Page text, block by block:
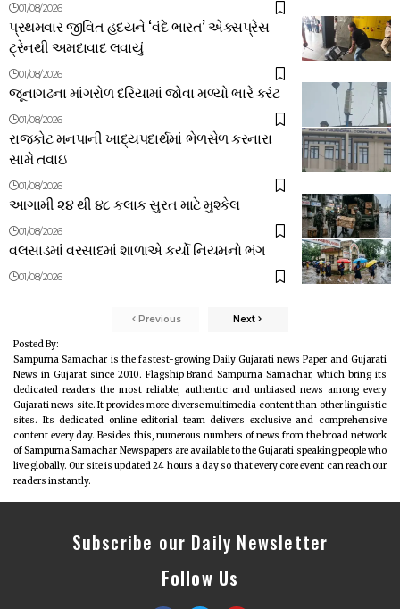
01/08/2026
પ્રથમવાર જીવિત હદયને ‘વંદે ભારત’ એક્સપ્રેસ
ટ્રેનથી અમદાવાદ લવાયું
01/08/2026
જૂનાગઢના માંગરોળ દરિયામાં જોવા મળ્યો ભારે કરંટ
01/08/2026
રાજકોટ મનપાની ખાદ્યપદાર્થમાં ભેળસેળ કરનારા
સામે તવાઇ
01/08/2026
આગામી ૨૪ થી ૪૮ કલાક સુરત માટે મુશ્કેલ
01/08/2026
વલસાડમાં વરસાદમાં શાળાએ કર્યો નિયમનો ભંગ
01/08/2026
Previous Next
Posted By:
Sampurna Samachar is the fastest-growing Daily Gujarati news Paper and Gujarati
News in Gujarat since 2010. Flagship Brand Sampurna Samachar, which bring its
dedicated readers the most reliable, authentic and unbiased news among every
Gujarati news site. It provides more diverse multimedia content than other linguistic
sites. Its dedicated online editorial team delivers exclusive and comprehensive
content every day. Besides this, numerous numbers of news from the broad network
of Sampurna Samachar Newspapers are available to the Gujarati speaking people who
live globally. Our site is updated 24 hours a day so that every core event can reach our
readers instantly.
Subscribe our Daily Newsletter
Follow Us